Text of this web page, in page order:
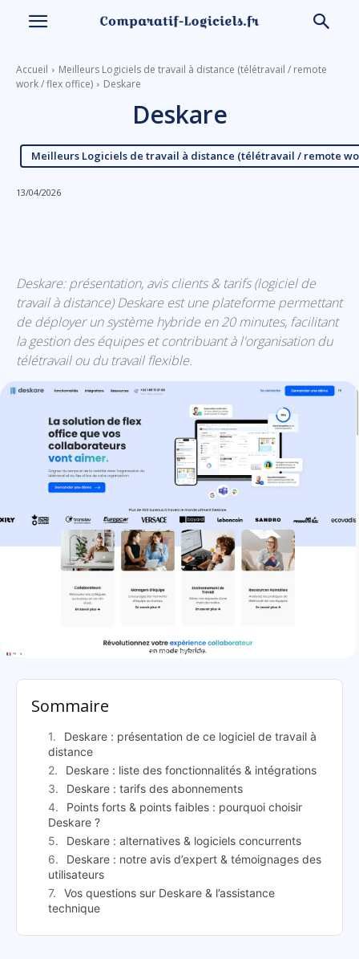
Accueil
Meilleurs Logiciels de travail à distance (télétravail / remote
work / flex office)
Deskare
Deskare
Meilleurs Logiciels de travail à distance (télétravail / remote
13/04/2026
Deskare: présentation, avis clients & tarifs (logiciel de
travail à distance) Deskare est une plateforme permettant
de déployer un système hybride en 20 minutes, facilitant
la gestion des équipes et contribuant à l'organisation du
télétravail ou du travail flexible.
Deskare: présentation
Sommaire
Deskare : présentation de ce logiciel de travail à
distance
Deskare : liste des fonctionnalités & intégrations
Deskare : tarifs des abonnements
Points forts & points faibles : pourquoi choisir
Deskare ?
Deskare : alternatives & logiciels concurrents
Deskare : notre avis d’expert & témoignages des
utilisateurs
Vos questions sur Deskare & l’assistance
technique